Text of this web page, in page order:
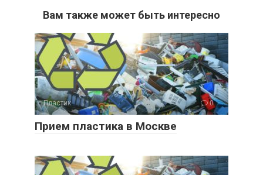
Вам также может быть интересно
Пластик 0
Прием пластика в Москве